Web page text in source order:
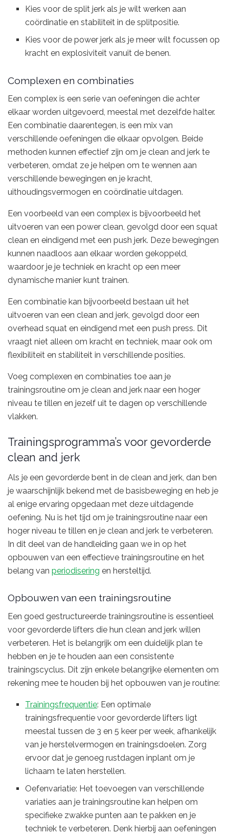
Kies voor de split jerk als je wilt werken aan
coördinatie en stabiliteit in de splitpositie.
Kies voor de power jerk als je meer wilt focussen op
kracht en explosiviteit vanuit de benen.
Complexen en combinaties
Een complex is een serie van oefeningen die achter
elkaar worden uitgevoerd, meestal met dezelfde halter.
Een combinatie daarentegen, is een mix van
verschillende oefeningen die elkaar opvolgen. Beide
methoden kunnen effectief zijn om je clean and jerk te
verbeteren, omdat ze je helpen om te wennen aan
verschillende bewegingen en je kracht,
uithoudingsvermogen en coördinatie uitdagen.
Een voorbeeld van een complex is bijvoorbeeld het
uitvoeren van een power clean, gevolgd door een squat
clean en eindigend met een push jerk. Deze bewegingen
kunnen naadloos aan elkaar worden gekoppeld,
waardoor je je techniek en kracht op een meer
dynamische manier kunt trainen.
Een combinatie kan bijvoorbeeld bestaan uit het
uitvoeren van een clean and jerk, gevolgd door een
overhead squat en eindigend met een push press. Dit
vraagt niet alleen om kracht en techniek, maar ook om
flexibiliteit en stabiliteit in verschillende posities.
Voeg complexen en combinaties toe aan je
trainingsroutine om je clean and jerk naar een hoger
niveau te tillen en jezelf uit te dagen op verschillende
vlakken.
Trainingsprogramma’s voor gevorderde
clean and jerk
Als je een gevorderde bent in de clean and jerk, dan ben
je waarschijnlijk bekend met de basisbeweging en heb je
al enige ervaring opgedaan met deze uitdagende
oefening. Nu is het tijd om je trainingsroutine naar een
hoger niveau te tillen en je clean and jerk te verbeteren.
In dit deel van de handleiding gaan we in op het
opbouwen van een effectieve trainingsroutine en het
belang van periodisering en hersteltijd.
Opbouwen van een trainingsroutine
Een goed gestructureerde trainingsroutine is essentieel
voor gevorderde lifters die hun clean and jerk willen
verbeteren. Het is belangrijk om een duidelijk plan te
hebben en je te houden aan een consistente
trainingscyclus. Dit zijn enkele belangrijke elementen om
rekening mee te houden bij het opbouwen van je routine:
Trainingsfrequentie: Een optimale
trainingsfrequentie voor gevorderde lifters ligt
meestal tussen de 3 en 5 keer per week, afhankelijk
van je herstelvermogen en trainingsdoelen. Zorg
ervoor dat je genoeg rustdagen inplant om je
lichaam te laten herstellen.
Oefenvariatie: Het toevoegen van verschillende
variaties aan je trainingsroutine kan helpen om
specifieke zwakke punten aan te pakken en je
techniek te verbeteren. Denk hierbij aan oefeningen